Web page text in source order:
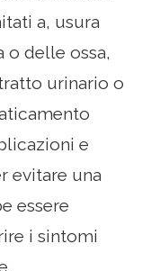
a, usura
o delle ossa,
urinario o
e
evitare una
essere
i sintomi